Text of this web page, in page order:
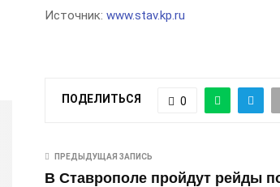
Источник: www.stav.kp.ru
ПОДЕЛИТЬСЯ 0
ПРЕДЫДУЩАЯ ЗАПИСЬ
В Ставрополе пройдут рейды